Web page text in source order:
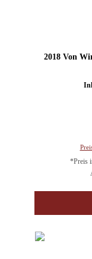
2018 Von
*Preis